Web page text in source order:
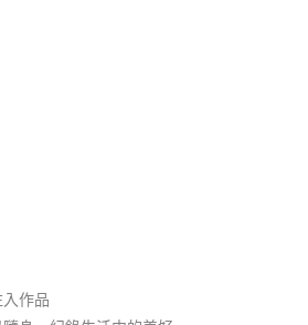
作品